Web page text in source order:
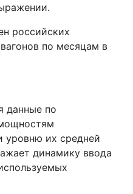
российских
по месяцам в
данные по
уровню их средней
динамику ввода